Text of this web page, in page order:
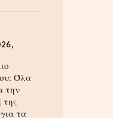
Όλα
την
τα